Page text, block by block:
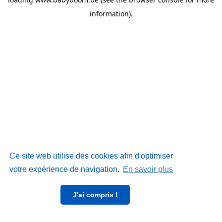
Ce site web utilise des cookies afin d'optimiser
votre expérience de navigation. En savoir plus
J'ai compris !
information).